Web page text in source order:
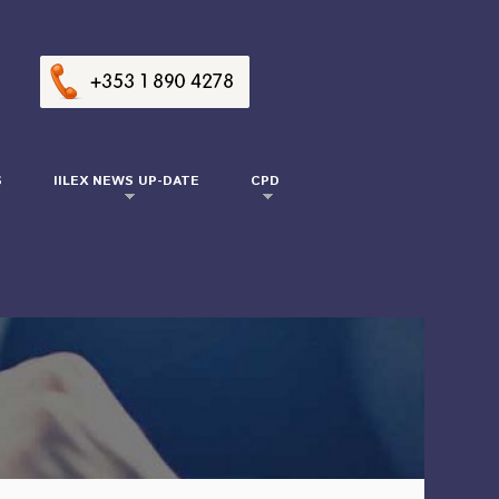
IILEX NEWS UP-DATE CPD